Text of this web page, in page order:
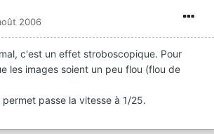
2006
c'est un effet stroboscopique. Pour
les images soient un peu flou (flou de
passe la vitesse à 1/25.